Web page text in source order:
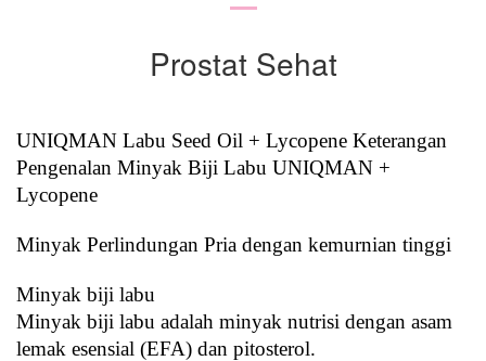
Prostat Sehat
UNIQMAN Labu Seed Oil + Lycopene Keterangan
Pengenalan Minyak Biji Labu UNIQMAN +
Lycopene
Minyak Perlindungan Pria dengan kemurnian tinggi
Minyak biji labu
Minyak biji labu adalah minyak nutrisi dengan asam
lemak esensial (EFA) dan pitosterol.